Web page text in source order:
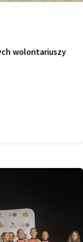
wolontariuszy